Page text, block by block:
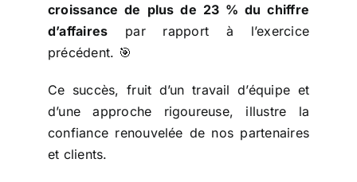
croissance de plus de 23 % du chiffre
d’affaires par rapport à l’exercice
précédent. 🎯
Ce succès, fruit d’un travail d’équipe et
d’une approche rigoureuse, illustre la
confiance renouvelée de nos partenaires
et clients.